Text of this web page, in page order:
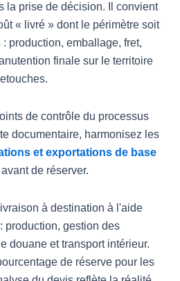
la prise de décision. Il convient
« livré » dont le périmètre soit
production, emballage, fret,
finale sur le territoire
de contrôle du processus
documentaire, harmonisez les
et exportations de base
de réserver.
à destination à l'aide
production, gestion des
douane et transport intérieur.
de réserve pour les